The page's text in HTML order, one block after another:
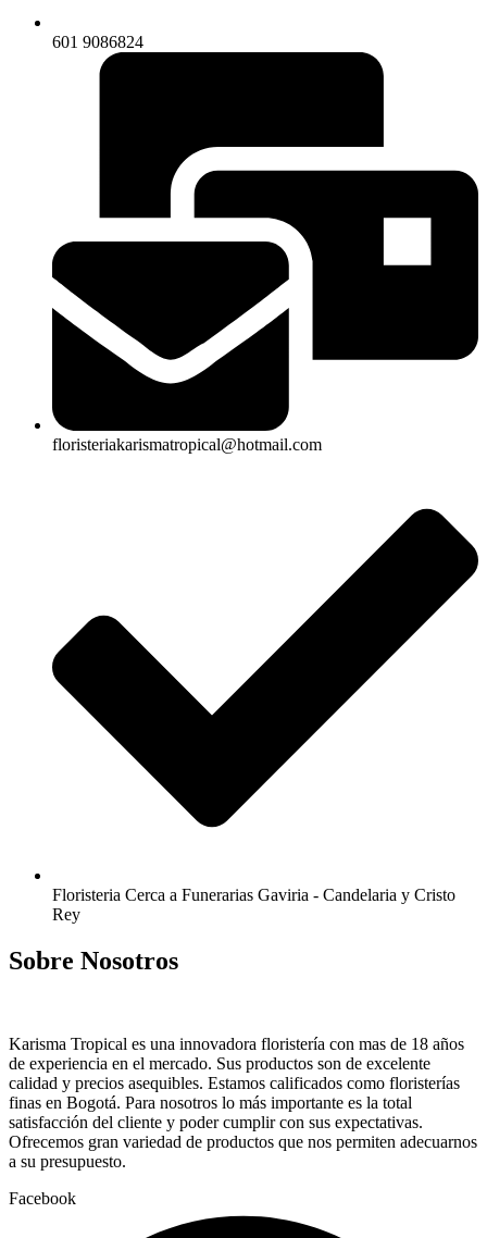
601 9086824
floristeriakarismatropical@hotmail.com
Floristeria Cerca a Funerarias Gaviria - Candelaria y Cristo
Rey
Sobre Nosotros
Karisma Tropical es una innovadora floristería con mas de 18 años
de experiencia en el mercado. Sus productos son de excelente
calidad y precios asequibles. Estamos calificados como floristerías
finas en Bogotá. Para nosotros lo más importante es la total
satisfacción del cliente y poder cumplir con sus expectativas.
Ofrecemos gran variedad de productos que nos permiten adecuarnos
a su presupuesto.
Facebook